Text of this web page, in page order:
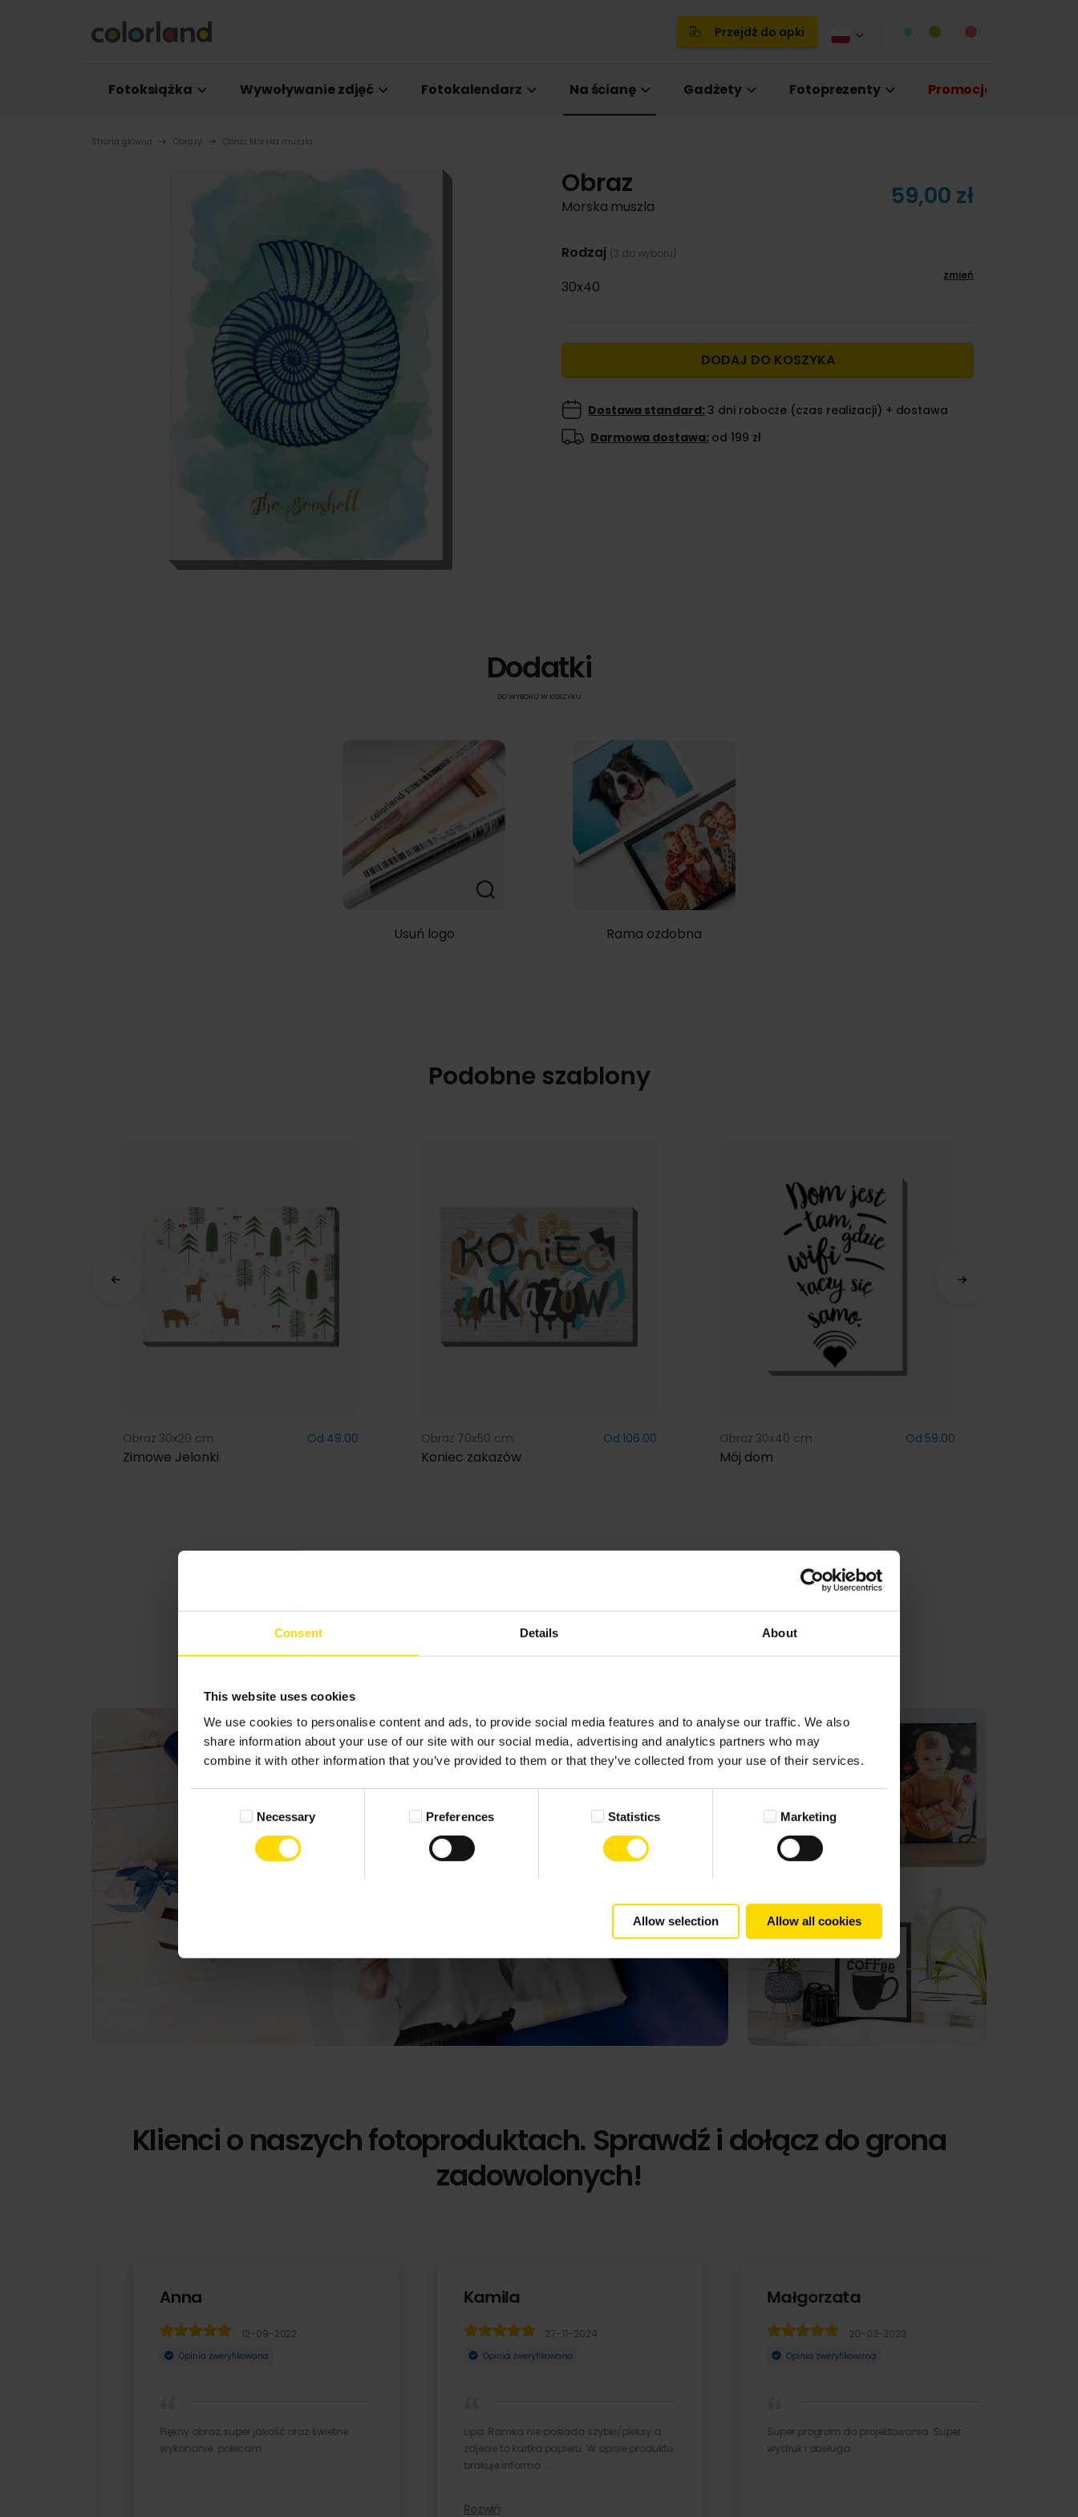
Consent Details About
This website uses cookies
We use cookies to personalise content and ads, to provide social media features and to analyse our traffic. We also
share information about your use of our site with our social media, advertising and analytics partners who may
combine it with other information that you’ve provided to them or that they’ve collected from your use of their services.
Necessary Preferences Statistics Marketing
Allow selection Allow all cookies
Przejdź do apki
Fotoksiążka Wywoływanie zdjęć Fotokalendarz Na ścianę Gadżety Fotoprezenty Promocje
Strona główna Obrazy Obraz Morska muszla
Obraz
Morska muszla 59,00 zł
Rodzaj (3 do wyboru)
30x40
zmień
DODAJ DO KOSZYKA
Dostawa standard: 3 dni robocze (czas realizacji) + dostawa
Darmowa dostawa: od 199 zł
Dodatki
DO WYBORU W KOSZYKU
Usuń logo Rama ozdobna
Podobne szablony
Obraz 30x20 cm Od 49.00
Zimowe Jelonki
Obraz 70x50 cm Od 106.00
Koniec zakazów
Obraz 30x40 cm Od 59.00
Mój dom
Inspiracje
Klienci o naszych fotoproduktach. Sprawdź i dołącz do grona
zadowolonych!
Anna
12-09-2022
Opinia zweryfikowana
Piękny obraz, super jakość oraz świetne
wykonanie. polecam
Kamila
27-11-2024
Opinia zweryfikowana
Lipa. Ramka nie posiada szybki/pleksy a
zdjecie to kartka papieru. W opisie produktu
brakuje informa ...
Rozwiń
Małgorzata
20-02-2023
Opinia zweryfikowana
Super program do projektowania. Super
wydruk i obsługa